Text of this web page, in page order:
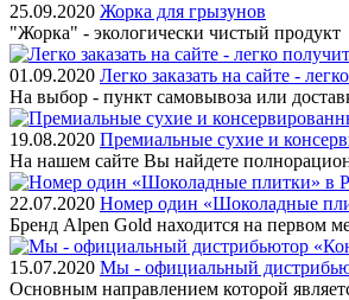
25.09.2020 Жорка для грызунов
"Жорка" - экологически чистый продукт
01.09.2020 Легко заказать на сайте -
На выбор - пункт самовывоза или
19.08.2020 Премиальные сухие и
На нашем сайте Вы найдете
22.07.2020 Номер один «Шоколадные
Бренд Alpen Gold находится на первом
15.07.2020 Мы - официальный
Основным направлением которой